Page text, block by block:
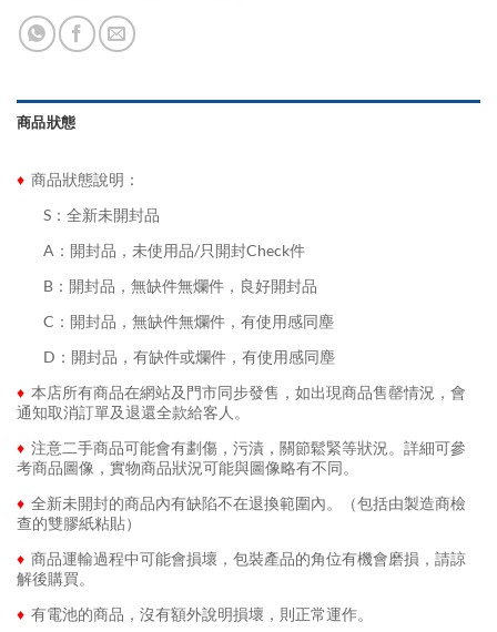
商品狀態
♦ 商品狀態說明：
S：全新未開封品
A：開封品，未使用品/只開封Check件
B：開封品，無缺件無爛件，良好開封品
C：開封品，無缺件無爛件，有使用感同塵
D：開封品，有缺件或爛件，有使用感同塵
♦ 本店所有商品在網站及門市同步發售，如出現商品售罄情況，會
通知取消訂單及退還全款給客人。
♦ 注意二手商品可能會有劃傷，污漬，關節鬆緊等狀況。詳細可參
考商品圖像，實物商品狀況可能與圖像略有不同。
♦ 全新未開封的商品內有缺陷不在退換範圍內。（包括由製造商檢
查的雙膠紙粘貼）
♦ 商品運輸過程中可能會損壞，包裝產品的角位有機會磨損，請諒
解後購買。
♦ 有電池的商品，沒有額外說明損壞，則正常運作。